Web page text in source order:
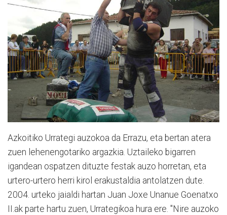
Azkoitiko Urrategi auzokoa da Errazu, eta bertan atera
zuen lehenengotariko argazkia. Uztaileko bigarren
igandean ospatzen dituzte festak auzo horretan, eta
urtero-urtero herri kirol erakustaldia antolatzen dute.
2004. urteko jaialdi hartan Juan Joxe Unanue Goenatxo
II.ak parte hartu zuen, Urrategikoa hura ere. "Nire auzoko